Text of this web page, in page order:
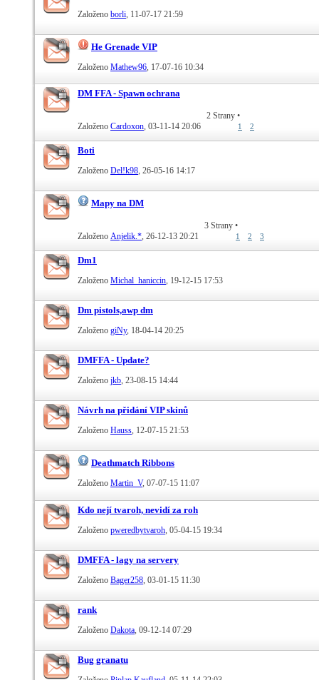
Založeno borli ‎, 11-07-17 21:59
He Grenade VIP
Založeno Mathew96 ‎, 17-07-16 10:34
DM FFA - Spawn ochrana
Založeno Cardoxon‎, 03-11-14 20:06
2 Strany •
1 2
Boti
Založeno Del!k98‎, 26-05-16 14:17
Mapy na DM
Založeno Anjelik.*‎, 26-12-13 20:21
3 Strany •
1 2 3
Dm1
Založeno Michal_haniccin‎, 19-12-15 17:53
Dm pistols,awp dm
Založeno giNy‎, 18-04-14 20:25
DMFFA - Update?
Založeno jkb‎, 23-08-15 14:44
Návrh na přidání VIP skinů
Založeno Hauss‎, 12-07-15 21:53
Deathmatch Ribbons
Založeno Martin_V‎, 07-07-15 11:07
Kdo nejí tvaroh, nevidí za roh
Založeno pweredbytvaroh‎, 05-04-15 19:34
DMFFA - lagy na servery
Založeno Bager258‎, 03-01-15 11:30
rank
Založeno Dakota‎, 09-12-14 07:29
Bug granatu